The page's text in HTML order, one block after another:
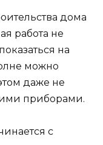
дома
работа не
на
можно
даже не
приборами.